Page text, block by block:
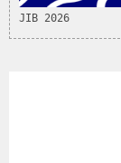
JIB 2026